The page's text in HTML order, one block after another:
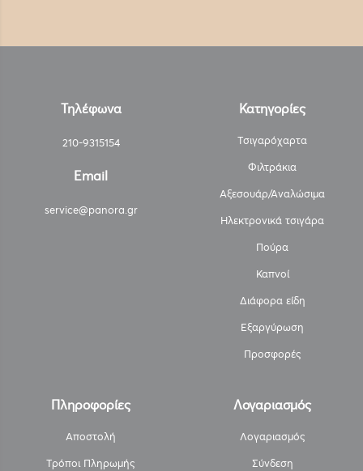
Τηλέφωνα
210-9315154
Email
service@panora.gr
Κατηγορίες
Τσιγαρόχαρτα
Φιλτράκια
Αξεσουάρ/Αναλώσιμα
Ηλεκτρονικά τσιγάρα
Πούρα
Καπνοί
Διάφορα είδη
Εξαργύρωση
Προσφορές
Πληροφορίες
Αποστολή
Τρόποι Πληρωμής
Λογαριασμός
Λογαριασμός
Σύνδεση